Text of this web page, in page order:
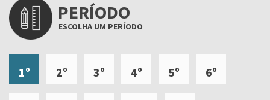
PERÍODO
ESCOLHA UM PERÍODO
1º 2º 3º 4º 5º 6º